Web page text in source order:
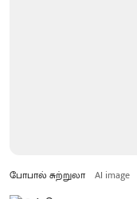
போபால் சுற்றுலா AI image